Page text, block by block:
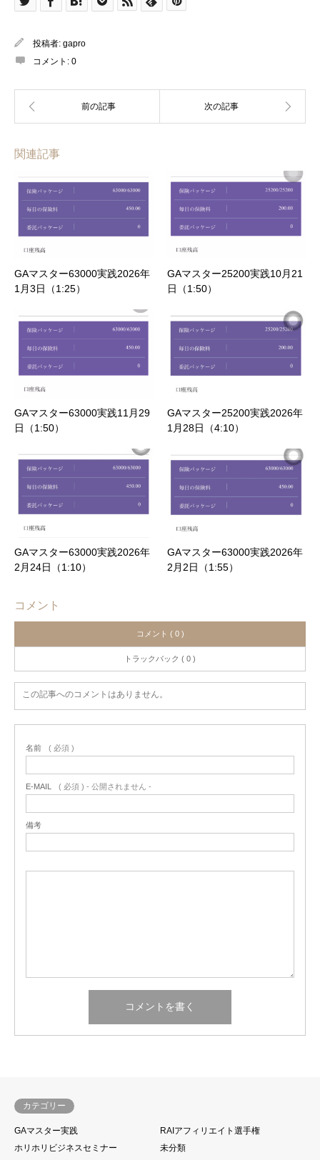
投稿者: gapro
コメント: 0
関連記事
GAマスター63000実践2026年
1月3日（1:25）
GAマスター25200実践10月21
日（1:50）
GAマスター63000実践11月29
日（1:50）
GAマスター25200実践2026年
1月28日（4:10）
GAマスター63000実践2026年
2月24日（1:10）
GAマスター63000実践2026年
2月2日（1:55）
コメント
コメント ( 0 )
トラックバック ( 0 )
この記事へのコメントはありません。
名前 ( 必須 )
E-MAIL ( 必須 ) - 公開されません -
備考
カテゴリー
GAマスター実践
RAIアフィリエイト選手権
ホリホリビジネスセミナー
未分類